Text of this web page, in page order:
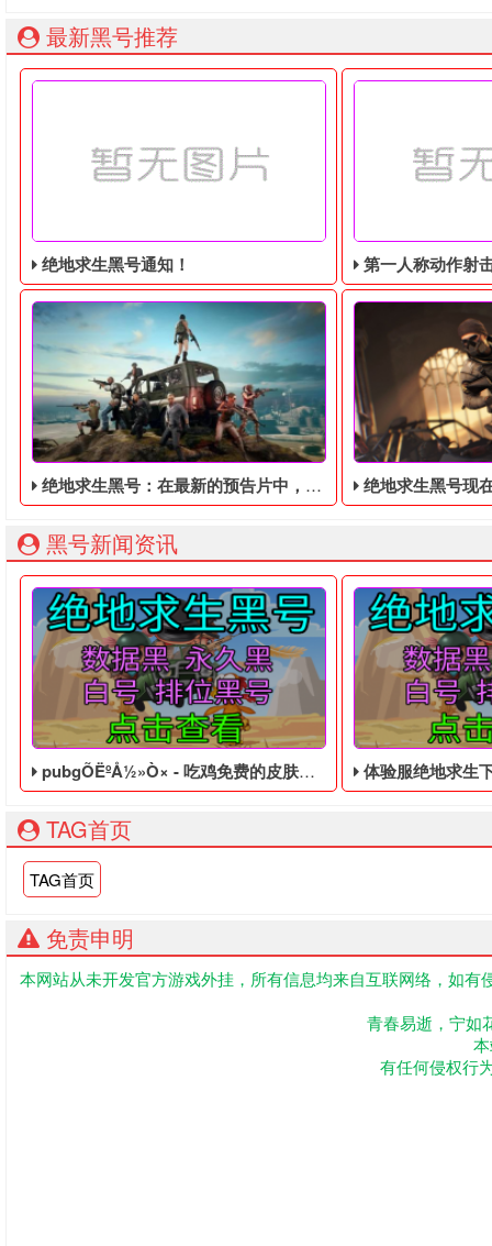
最新黑号推荐
绝地求生黑号通知！
绝地求生黑号： 质保时间内找回换号！ 绝地求生白号： 四无
第一人称动作射击游戏《绝地
2036年，世界上
绝地求生黑号：在最新的预告片中，拯救家园的圣骑士黑号
今天，在《绝地求生黑号》的新角色预告片中，发表了游戏中
绝地求生黑号​现在有很多可操作
绝地求生黑号现
黑号新闻资讯
pubgÕËºÅ½»Ò× - 吃鸡免费的皮肤黑号 体验服绝地求生下载
TAG首页
TAG首页
免责申明
本网站从未开发官方游戏外挂，所有信息均来自互联网络，如
青春易逝，宁如
有任何侵权行